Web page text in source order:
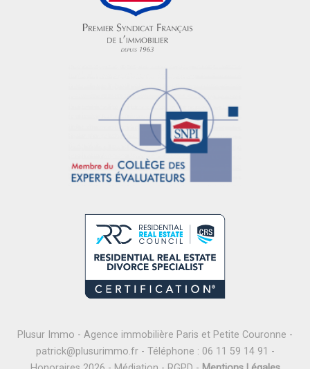
Plusur Immo - Agence immobilière Paris et Petite Couronne -
patrick@plusurimmo.fr- Téléphone : 06 11 59 14 91 -